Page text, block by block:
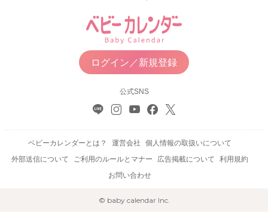
ログイン／新規登録
公式SNS
ベビーカレンダーとは？ 運営会社
個人情報の取扱いについて
外部送信について
ご利用のルールとマナー 広告掲載について
利用規約
お問い合わせ
© baby calendar Inc.